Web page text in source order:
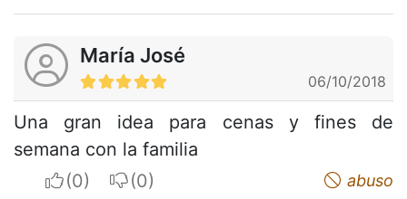
María José
06/10/2018
Una gran idea para cenas y fines de
semana con la familia
I apreciateI do not appreciate abuso